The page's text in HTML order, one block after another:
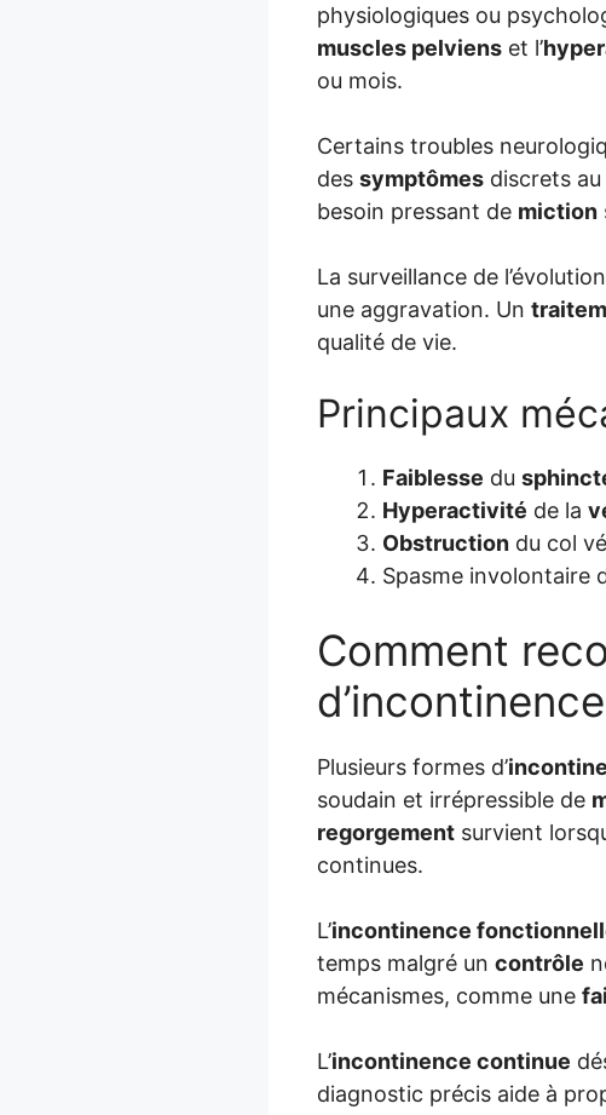
physiologiques ou
muscles pelviens et l’
ou mois.
Certains troubles
des symptômes discrets
besoin pressant de miction
La surveillance de
une aggravation. Un
qualité de vie.
Principaux
Faiblesse du
Hyperactivité de la
Obstruction du col
Spasme involontaire
Comment
d’incontinence
Plusieurs formes d’
soudain et irrépressible de
regorgement survient
continues.
L’incontinence
temps malgré un contrôle
mécanismes, comme une
L’incontinence continue
diagnostic précis aide à